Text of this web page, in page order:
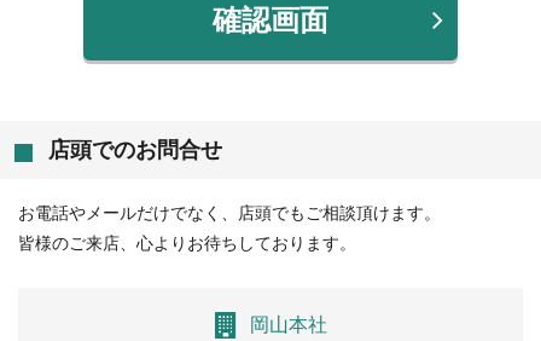
確認画面
店頭でのお問合せ
お電話やメールだけでなく、店頭でもご相談頂けます。
皆様のご来店、心よりお待ちしております。
岡山本社